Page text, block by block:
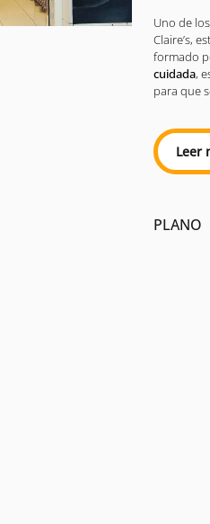
Uno de
Claire’s,
formado
cuidada,
para que
Leer
PLANO